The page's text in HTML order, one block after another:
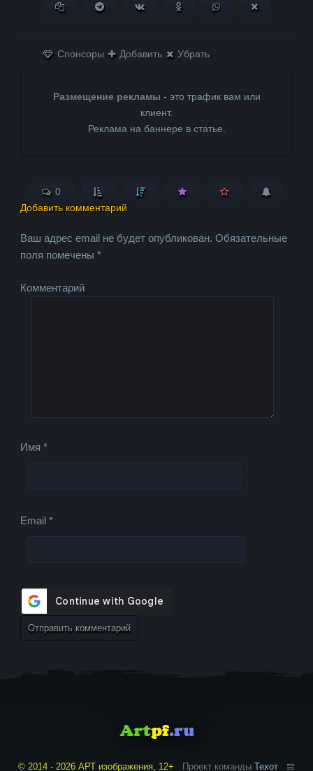
Копировать ссылкуПоделиться в Telegram
Поделиться ВКонтактеПоделиться в
Поделиться в
Спонсоры Добавить Убрать
Размещение рекламы - это трафик вам или
клиент.
Реклама на баннере в статье.
0
Добавить комментарий
Ваш адрес email не будет опубликован. Обязательные
поля помечены*
Комментарий
Имя*
Email*
© 2014 - 2026 АРТ изображения, 12+ Проект команды Техот 𝌴